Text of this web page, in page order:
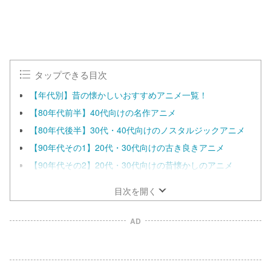
タップできる目次
【年代別】昔の懐かしいおすすめアニメ一覧！
【80年代前半】40代向けの名作アニメ
【80年代後半】30代・40代向けのノスタルジックアニメ
【90年代その1】20代・30代向けの古き良きアニメ
【90年代その2】20代・30代向けの昔懐かしのアニメ
目次を開く
AD